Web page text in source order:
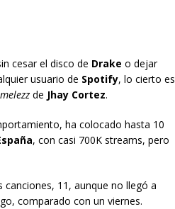
cesar el disco de Drake o dejar
usuario de Spotify, lo cierto es
de Jhay Cortez.
ha colocado hasta 10
, con casi 700K streams, pero
11, aunque no llegó a
comparado con un viernes.